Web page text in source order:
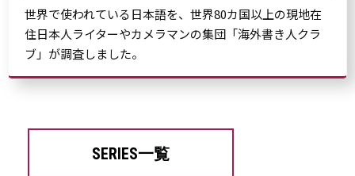
世界で使われている日本語を、世界80カ国以上の現地在
住日本人ライターやカメラマンの集団「海外書き人クラ
ブ」が調査しました。
SERIES一覧